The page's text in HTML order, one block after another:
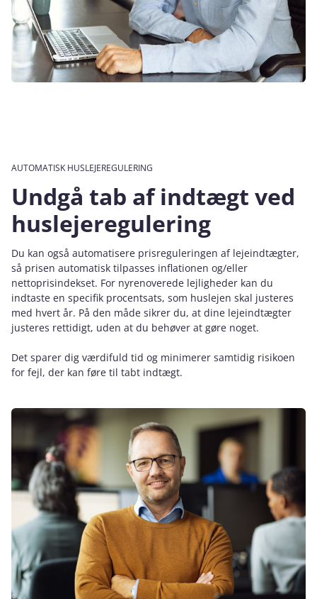
AUTOMATISK HUSLEJEREGULERING
Undgå tab af indtægt ved
huslejeregulering
Du kan også automatisere prisreguleringen af lejeindtægter,
så prisen automatisk tilpasses inflationen og/eller
nettoprisindekset. For nyrenoverede lejligheder kan du
indtaste en specifik procentsats, som huslejen skal justeres
med hvert år. På den måde sikrer du, at dine lejeindtægter
justeres rettidigt, uden at du behøver at gøre noget.
Det sparer dig værdifuld tid og minimerer samtidig risikoen
for fejl, der kan føre til tabt indtægt.